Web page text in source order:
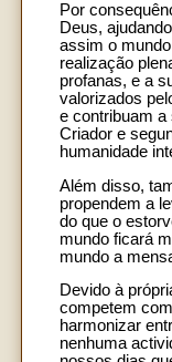
Por
Deus,
assim o
realização
profanas, e a
valorizados
e contribuam a
Criador e
humanidade
Além disso,
propendem a
do que o
mundo ficará
mundo a
Devido à
competem
harmonizar
nenhuma